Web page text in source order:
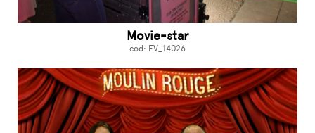
Movie-star
cod: EV_14026